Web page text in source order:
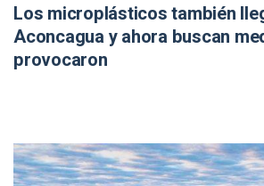
Los microplásticos también
Aconcagua y ahora buscan
provocaron